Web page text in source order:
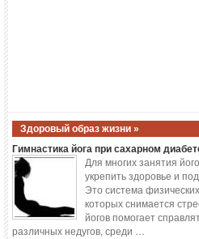
Здоровый образ жизни »
Гимнастика йога при сахарном
Для многих занятия
укрепить здоровье и
Это система
которых снимается
йогов помогает
различных недугов, среди …